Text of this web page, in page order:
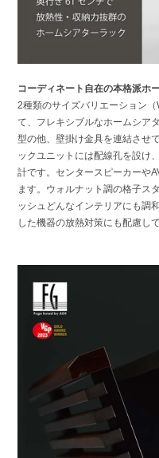
コーディネート自在の本格派ホ
2種類のサイズバリエーション
て、フレキシブルなホームシア
型の他、壁掛け金具を連結させ
ックユニットには配線孔を設け
計です。センタースピーカーや
ます。ウォルナット調の格子ス
ッシュどんなインテリアにも調
した機器の放熱対策にも配慮し